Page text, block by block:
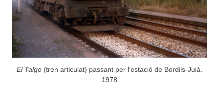
El Talgo (tren articulat) passant per l’estació de Bordils-Juià.
1978